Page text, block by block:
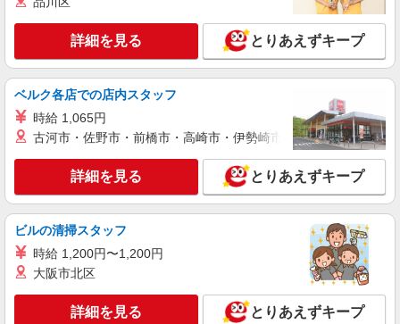
有）★ ゜・。○。・゜+゜・。○。・゜+゜
キープ 詳細を見る
紹介予定派遣
株式会社シエロ
【ソフトバンク】の店舗スタッフ
時給1500円〜1800円（経験・能力による） ※
残業代支給 ★交通費別途支給（規定あり） ゜
+゜・。○。・゜+゜・。○。・゜+゜ 入社祝い金10
万円支給(規定有) お友達を紹介頂くと, インセンテ
ィブ支給(規定有) ★月2回払い・週払い可能（規程
有）★ ゜・。○。・゜+゜・。○。・゜+゜
三重県津市のsoftbankショップ
キープ 詳細を見る
派遣社員
株式会社シエロ
時給1300円〜1400円（経験・能力による） ※
残業代支給 ★交通費別途支給（規定あり） ゜
詳細を見る とりあえずキープ
ベルク各店での店内スタッフ
時給 1,065円
古河市・佐野市・前橋市・高崎市・伊勢崎市・太田市・館林市
詳細を見る とりあえずキープ
ビルの清掃スタッフ
時給 1,200円〜1,200円
大阪市北区
詳細を見る とりあえずキープ